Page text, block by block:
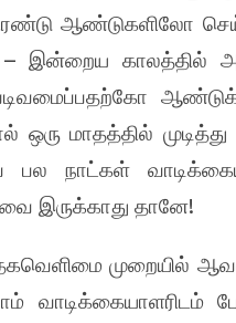
ஆண்டுகளிலோ
– இன்றைய காலத்தில்
ஒரு மாதத்தில்
பல நாட்கள்
இருக்காது தானே!
முறையில்
வாடிக்கையாளரிடம்